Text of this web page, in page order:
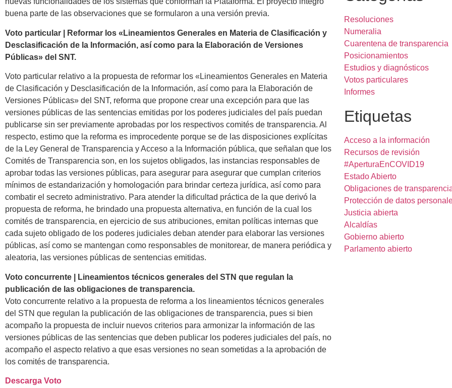
buena parte de las observaciones que se formularon a una versión previa.
Voto particular | Reformar los «Lineamientos Generales en Materia de Clasificación y
Desclasificación de la Información, así como para la Elaboración de Versiones
Públicas» del SNT.
Voto particular relativo a la propuesta de reformar los «Lineamientos Generales en Materia
de Clasificación y Desclasificación de la Información, así como para la Elaboración de
Versiones Públicas» del SNT, reforma que propone crear una excepción para que las
versiones públicas de las sentencias emitidas por los poderes judiciales del país puedan
publicarse sin ser previamente aprobadas por los respectivos comités de transparencia. Al
respecto, estimo que la reforma es improcedente porque se de las disposiciones explícitas
de la Ley General de Transparencia y Acceso a la Información pública, que señalan que los
Comités de Transparencia son, en los sujetos obligados, las instancias responsables de
aprobar todas las versiones públicas, para asegurar para asegurar que cumplan criterios
mínimos de estandarización y homologación para brindar certeza jurídica, así como para
combatir el secreto administrativo. Para atender la dificultad práctica de la que derivó la
propuesta de reforma, he brindado una propuesta alternativa, en función de la cual los
comités de transparencia, en ejercicio de sus atribuciones, emitan políticas internas que
cada sujeto obligado de los poderes judiciales deban atender para elaborar las versiones
públicas, así como se mantengan como responsables de monitorear, de manera periódica y
aleatoria, las versiones públicas de sentencias emitidas.
Voto concurrente | Lineamientos técnicos generales del STN que regulan la
publicación de las obligaciones de transparencia.
Voto concurrente relativo a la propuesta de reforma a los lineamientos técnicos generales
del STN que regulan la publicación de las obligaciones de transparencia, pues si bien
acompaño la propuesta de incluir nuevos criterios para armonizar la información de las
versiones públicas de las sentencias que deben publicar los poderes judiciales del país, no
acompaño el aspecto relativo a que esas versiones no sean sometidas a la aprobación de
los comités de transparencia.
Descarga Voto
Resoluciones
Numeralia
Cuarentena de transparencia
Posicionamientos
Estudios y diagnósticos
Votos particulares
Informes
Etiquetas
Acceso a la información
Recursos de revisión
#AperturaEnCOVID19
Estado Abierto
Obligaciones de
Protección de datos
Justicia abierta
Alcaldías
Gobierno abierto
Parlamento abierto